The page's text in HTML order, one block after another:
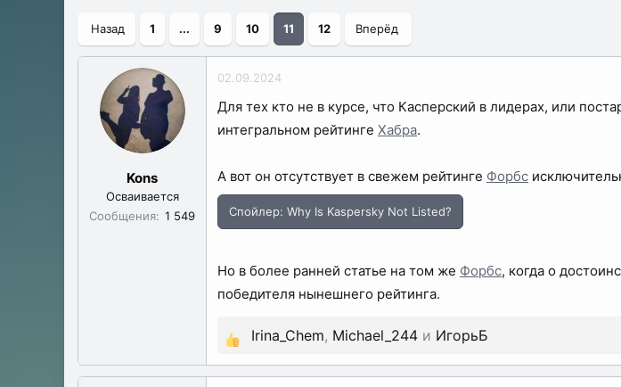
р
т
м
а
а
а
Назад 1 ... 9 10 11 12 Вперёд
Kons
Осваивается
Сообщения
1 549
02.09.2024
Для тех кто не в курсе, что Касперский в лидерах, или
интегральном рейтинге Хабра.
А вот он отсутствует в свежем рейтинге Форбс
Спойлер: Why Is Kaspersky Not Listed?
Но в более ранней статье на том же Форбс, когда о
победителя нынешнего рейтинга.
Р
е
Irina_Chem, Michael_244 и ИгорьБ